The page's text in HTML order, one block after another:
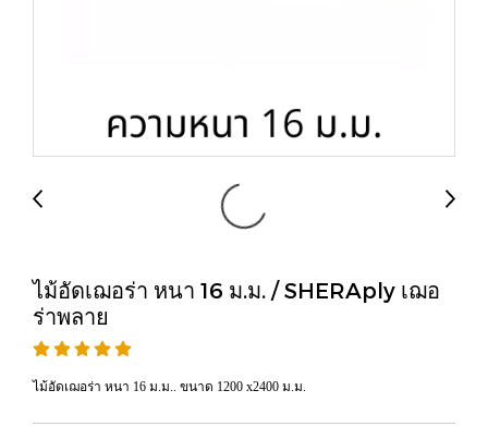
ไม้อัดเฌอร่า หนา 16 ม.ม. / SHERAply เฌอ
ร่าพลาย
ไม้อัดเฌอร่า หนา 16 ม.ม.. ขนาด 1200 x2400 ม.ม.